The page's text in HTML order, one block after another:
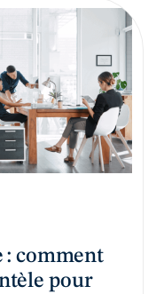
: comment
pour